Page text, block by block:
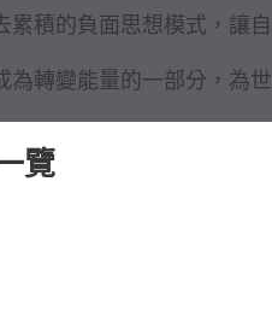
累積的負面思想模式，讓自
為轉變能量的一部分，為世
覽